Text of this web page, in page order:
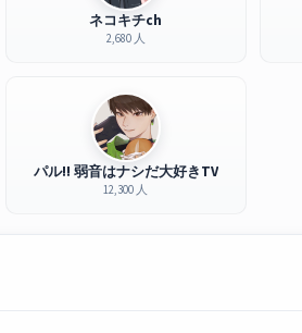
ネコキチch
2,680 人
パル!! 弱音はナシだ大好きTV
12,300 人